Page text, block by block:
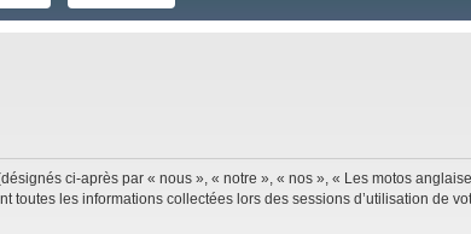
ci-après par « nous », « notre », « nos », « Les motos
les informations collectées lors des sessions d’utilisation de